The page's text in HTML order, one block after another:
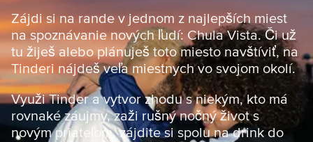
b
a
z
o
v
k
a
T
Zájdi si na rande v jednom z najlepších miest
na spoznávanie nových ľudí: Chula Vista. Či už
tu žiješ alebo plánuješ toto miesto navštíviť, na
Tinderi nájdeš veľa miestnych vo svojom okolí.
Využi Tinder a vytvor zhodu s niekým, kto má
rovnaké záujmy, zaži rušný nočný život s
novým priateľom, zájdite si spolu na drink do